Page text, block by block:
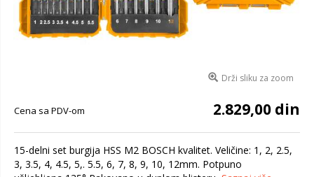
Drži sliku za zoom
Cena sa PDV-om 2.829,00 din
15-delni set burgija HSS M2 BOSCH kvalitet. Veličine: 1, 2, 2.5,
3, 3.5, 4, 4.5, 5,. 5.5, 6, 7, 8, 9, 10, 12mm. Potpuno